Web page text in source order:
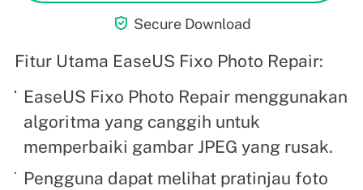
 Secure Download
Fitur Utama EaseUS Fixo Photo Repair:
EaseUS Fixo Photo Repair menggunakan
algoritma yang canggih untuk
memperbaiki gambar JPEG yang rusak.
Pengguna dapat melihat pratinjau foto